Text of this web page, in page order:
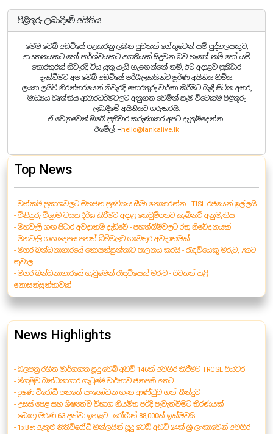
පිළිතුරු ලබාදීමේ අයිතිය
මෙම වෙබ් අඩවියේ පළකරනු ලබන පුවතක් හේතුවෙන් යම් පුද්ගලයකුට,
ආයතනයකට හෝ පාර්ශ්වයකට අගතියක් සිදුවන බව හැඟේ නම් හෝ යම්
තොරතුරක් නිවැරදි විය යුතු යැයි හැඟෙන්නේ නම්, ඊට අදාළව ප්‍රතිචාර
දැක්වීමට අප වෙබ් අඩවියේ පරිශීලකයින්ට පූර්ණ අයිතිය හිමිය.
ලංකා ලයිව් නිරන්තරයෙන් නිවැරදි තොරතුරු වාර්තා කිරීමට බැඳී සිටින අතර,
මාධ්‍යය වෘත්තීය ආචාරධර්මවලට අනුගත වෙමින් සෑම විටෙකම පිළිතුරු
ලබාදීමේ අයිතියට ගරුකරයි.
ඒ වෙනුවෙන් ඔබේ ප්‍රතිචාර කරුණාකර අපට දැනුම්දෙන්න.
ඊමේල් –hello@lankalive.lk
Top News
- වත්කම් ප්‍රකාශවලට මහජන ප්‍රවේශය සීමා නොකරන්න - TISL රජයෙන් ඉල්ලයි
- විනිසුරු විශ්‍රාම වයස දීර්ඝ කිරීමට අදාළ කෙටුම්පතට කැබිනට් අනුමැතිය
- මහවැලි ගඟ පිටාර අවදානම දැඩිවේ - පහත්බිම්වලට රතු නිවේදනයක්
- මහවැලි ගඟ දෙපස පහත් බිම්වලට ගංවතුර අවදානමක්
- මහර බන්ධනාගාරයේ නොසන්සුන්තාව පාලනය කරයි - රැඳවියෙකු මරුට, 7කට
තුවාල
- මහර බන්ධනාගාරයේ ගැටුමෙන් රැඳවියෙක් මරුට - පිටතත් යළි
නොසන්සුන්තාවක්
News Highlights
- බලපත්‍ර රහිත මාර්ගගත සූදු වෙබ් අඩවි 146ක් අවහිර කිරීමට TRCSL පියවර
- මීගමුව බන්ධනාගාර ගැටුමේ වාර්තාව ජනපති අතට
- දූෂණ විරෝධී පනතේ සංශෝධන ගැන ආණ්ඩුව ගත් තීන්දුව
- උසස් පෙළ සහ ශිෂ්‍යත්ව විභාග නියමිත පරිදි පැවැත්වීමට තීරණයක්
- ඩෙංගු මරණ 63 දක්වා ඉහළට - රෝගීන් 88,000ත් ඉක්මවයි
- 1xBet ඇතුළු නීතිවිරෝධී ඔන්ලයින් සූදු වෙබ් අඩවි 24ක් ශ්‍රී ලංකාවෙන් අවහිර